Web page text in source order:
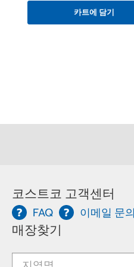
카트에 담기
코스트코 고객센터
FAQ 이메일 문의
매장찾기